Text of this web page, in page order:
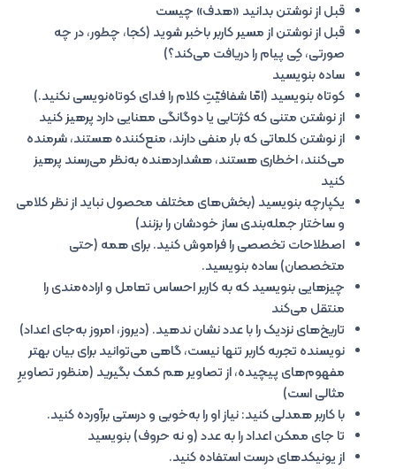
قبل از نوشتن بدانید «هدف» چیست
قبل از نوشتن از مسیر کاربر باخبر شوید (کجا، چطور، در چه
صورتی، کِی پیام را دریافت می‌کند؟)
ساده بنویسید
کوتاه بنویسید (امّا شفافیّتِ کلام را فدای کوتاه‌نویسی نکنید.)
از نوشتن متنی که کژتابی یا دوگانگی معنایی دارد پرهیز کنید
از نوشتن کلماتی که بار منفی دارند، منع‌کننده هستند، شرمنده
می‌کنند، اخطاری هستند، هشداردهنده به‌نظر می‌رسند پرهیز
کنید
یکپارچه بنویسید (بخش‌های مختلف محصول نباید از نظر کلامی
و ساختار جمله‌بندی ساز خودشان را بزنند)
اصطلاحات تخصصی را فراموش کنید. برای همه (حتی
متخصصان) ساده بنویسید.
چیزهایی بنویسید که به کاربر احساس تعامل و اراده‌مندی را
منتقل می‌کند
تاریخ‌های نزدیک را با عدد نشان ندهید. (دیروز، امروز به‌جای اعداد)
نویسنده تجربه کاربر تنها نیست، گاهی می‌توانید برای بیان بهتر
مفهوم‌های پیچیده، از تصاویر هم کمک بگیرید (منظور تصاویرِ
مثالی است)
با کاربر همدلی کنید: نیاز او را به‌خوبی و درستی برآورده کنید.
تا جای ممکن اعداد را به عدد (و نه حروف) بنویسید
از یونیکدهای درست استفاده کنید.